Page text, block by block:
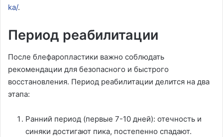
ka/.
Период реабилитации
После блефаропластики важно соблюдать
рекомендации для безопасного и быстрого
восстановления. Период реабилитации делится на два
этапа:
Ранний период (первые 7-10 дней): отечность и
синяки достигают пика, постепенно спадают.